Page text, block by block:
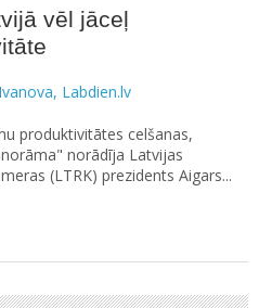
vēl jāceļ
Labdien.lv
produktivitātes celšanas,
norādīja Latvijas
(LTRK) prezidents Aigars...